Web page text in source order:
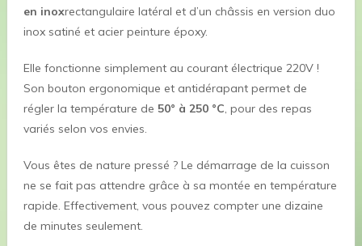
en inoxrectangulaire latéral et d’un châssis en version duo
inox satiné et acier peinture époxy.
Elle fonctionne simplement au courant électrique 220V !
Son bouton ergonomique et antidérapant permet de
régler la température de 50° à 250 °C, pour des repas
variés selon vos envies.
Vous êtes de nature pressé ? Le démarrage de la cuisson
ne se fait pas attendre grâce à sa montée en température
rapide. Effectivement, vous pouvez compter une dizaine
de minutes seulement.